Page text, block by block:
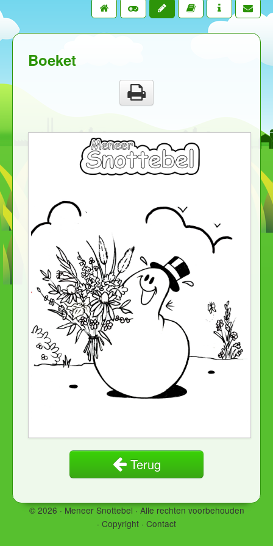
Boeket
Terug
© 2026 · Meneer Snottebel ·Alle rechten voorbehouden
· Copyright · Contact